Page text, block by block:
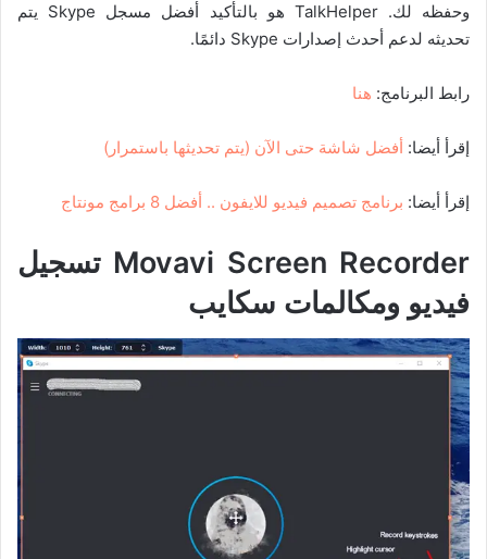
وحفظه لك. TalkHelper هو بالتأكيد أفضل مسجل Skype يتم
تحديثه لدعم أحدث إصدارات Skype دائمًا.
رابط البرنامج: هنا
إقرأ أيضا: أفضل شاشة حتى الآن (يتم تحديثها باستمرار)
إقرأ أيضا: برنامج تصميم فيديو للايفون .. أفضل 8 برامج مونتاج
Movavi Screen Recorder تسجيل
فيديو ومكالمات سكايب